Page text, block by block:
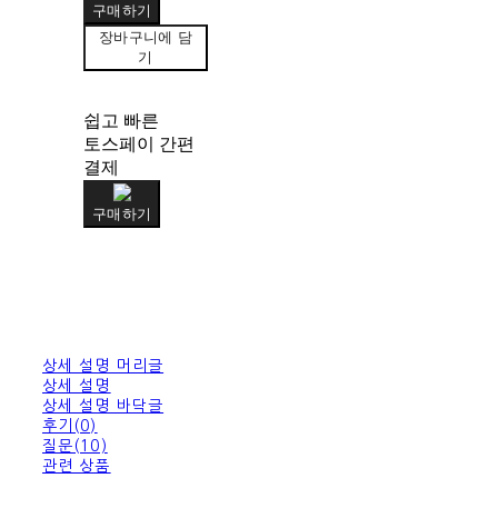
구매하기
장바구니에 담
기
쉽고 빠른
토스페이 간편
결제
구매하기
상세 설명 머리글
상세 설명
상세 설명 바닥글
후기(0)
질문(10)
관련 상품